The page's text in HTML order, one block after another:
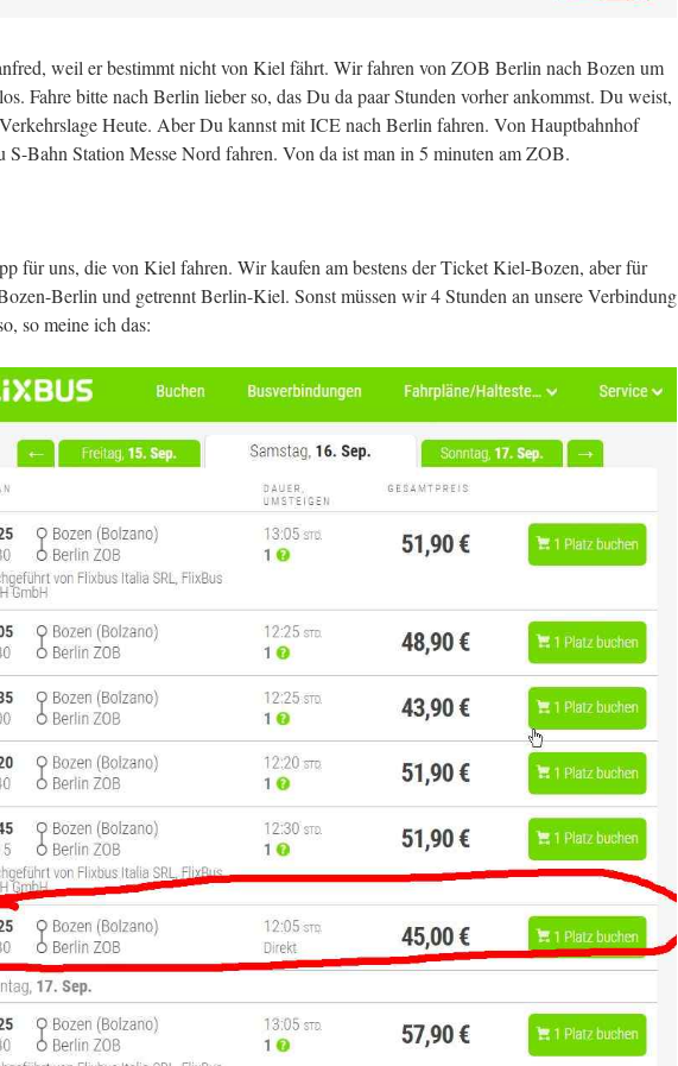
weil er bestimmt nicht von Kiel fährt. Wir fahren von ZOB Berlin nach Bozen um
Fahre bitte nach Berlin lieber so, das Du da paar Stunden vorher ankommst. Du weist,
Heute. Aber Du kannst mit ICE nach Berlin fahren. Von Hauptbahnhof
S-Bahn Station Messe Nord fahren. Von da ist man in 5 minuten am ZOB.
für uns, die von Kiel fahren. Wir kaufen am bestens der Ticket Kiel-Bozen, aber für
Berlin und getrennt Berlin-Kiel. Sonst müssen wir 4 Stunden an unsere Verbindung
so meine ich das: